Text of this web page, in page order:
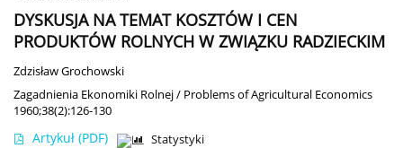
DYSKUSJA NA TEMAT KOSZTÓW I CEN
PRODUKTÓW ROLNYCH W ZWIĄZKU RADZIECKIM
Zdzisław Grochowski
Zagadnienia Ekonomiki Rolnej / Problems of Agricultural Economics
1960;38(2):126-130
Artykuł (PDF) Statystyki